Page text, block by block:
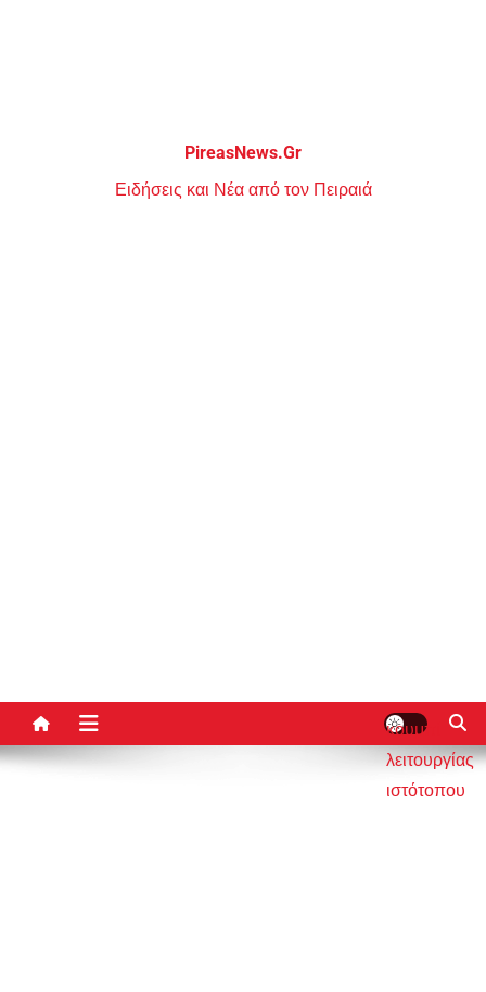
PireasNews.Gr
Ειδήσεις και Νέα από τον Πειραιά
κουμπί
λειτουργίας
ιστότοπου